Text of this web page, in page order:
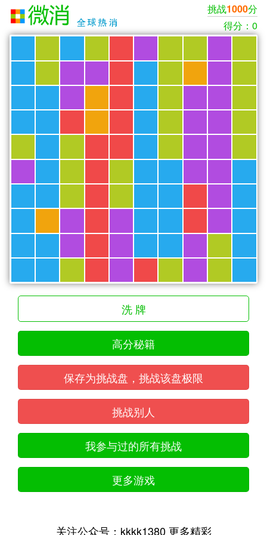
挑战1000分
得分：0
洗 牌
高分秘籍
保存为挑战盘，挑战该盘极限
挑战别人
我参与过的所有挑战
更多游戏
关注公众号：kkkk1380 更多精彩